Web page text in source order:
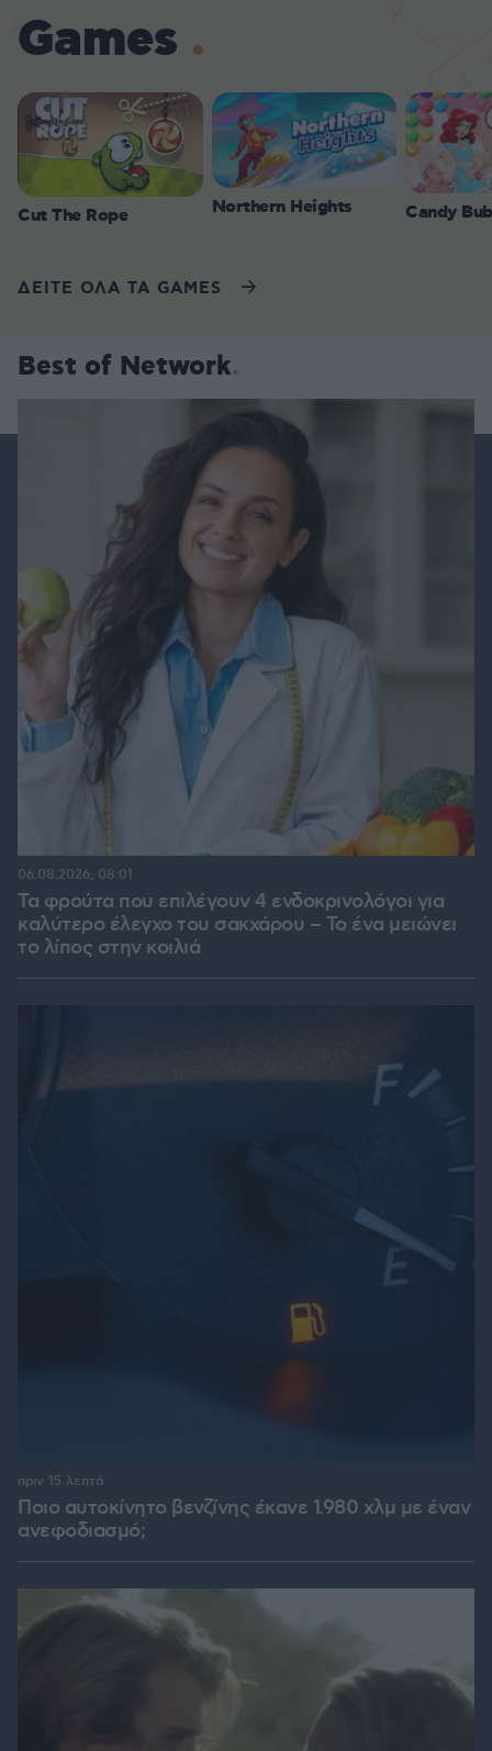
Games
Cut The Rope Northern Heights Candy
ΔΕΙΤΕ ΟΛΑ ΤΑ GAMES
Best of Network
Τα φρούτα που επιλέγουν 4 ενδοκρινολόγοι για
καλύτερο έλεγχο του σακχάρου – Το ένα μειώνει
το λίπος στην κοιλιά
06.08.2026, 08:01
Ποιο αυτοκίνητο βενζίνης έκανε 1.980 χλμ με έναν
ανεφοδιασμό;
πριν 15 λεπτά